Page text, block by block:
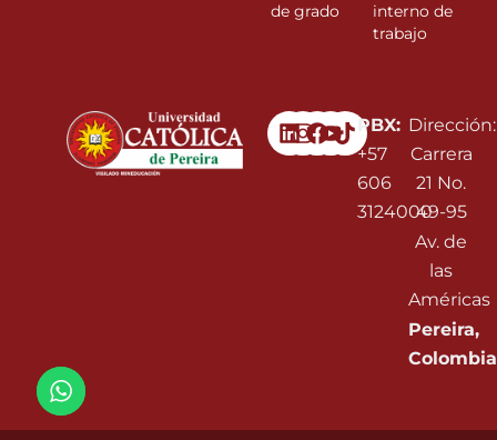
Linkedin
Instagram
Facebook
Youtube
PBX:
+57
606
3124000
Dirección:
Carrera
21 No.
49-95
Av. de
las
Américas
Pereira,
Colombia
de grado
interno de
trabajo